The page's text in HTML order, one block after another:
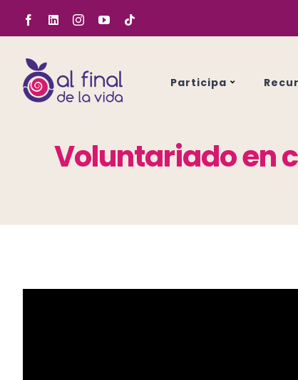
al
contenido
FacebookLinkedInInstagramYouTube
Participa
Voluntariado en